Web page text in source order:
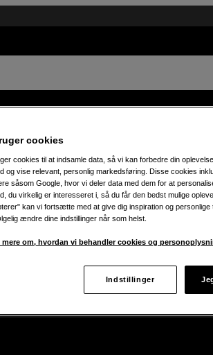
30 % på teenage
cookies
cookies til at indsamle data, så vi kan forbedre din
og vise relevant, personlig markedsføring. Disse cookies
såsom Google, hvor vi deler data med dem for at
du virkelig er interesseret i, så du får den bedst mulige
kan vi fortsætte med at give dig inspiration og
ændre dine indstillinger når som helst.
om, hvordan vi behandler cookies og
Indstillinger